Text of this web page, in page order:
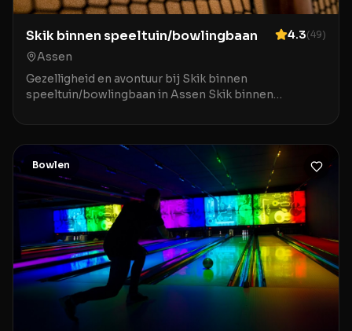
Skik binnen speeltuin/bowlingbaan 4.3(49)
Assen
Gezelligheid en avontuur bij Skik binnen
speeltuin/bowlingbaan in Assen Skik binnen
bestemming voor gezinn
Bowlen